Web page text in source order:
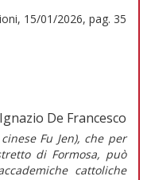
15/01/2026, pag. 35
Ignazio De Francesco
Fu Jen), che per
di Formosa, può
cattoliche